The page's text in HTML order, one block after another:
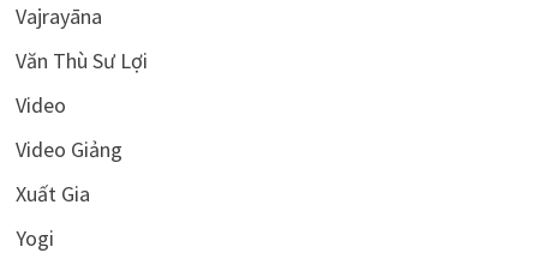
Vajrayāna
Văn Thù Sư Lợi
Video
Video Giảng
Xuất Gia
Yogi